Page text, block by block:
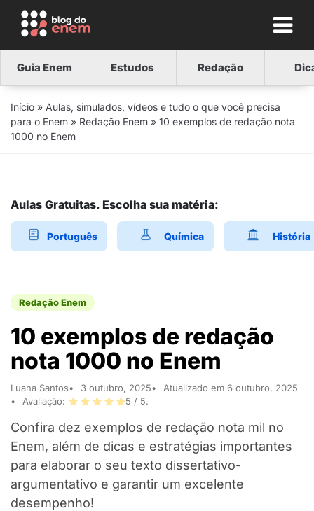
Guia Enem Estudos Redação
Início » Aulas, simulados, vídeos e tudo o que você precisa
para o Enem » Redação Enem » 10 exemplos de redação nota
1000 no Enem
Aulas Gratuitas. Escolha sua matéria:
Português Química História
Redação Enem
10 exemplos de redação
nota 1000 no Enem
Luana Santos 3 outubro, 2025
Atualizado em 6 outubro, 2025
Avaliação:
5 / 5.
Confira dez exemplos de redação nota mil no
Enem, além de dicas e estratégias importantes
para elaborar o seu texto dissertativo-
argumentativo e garantir um excelente
desempenho!